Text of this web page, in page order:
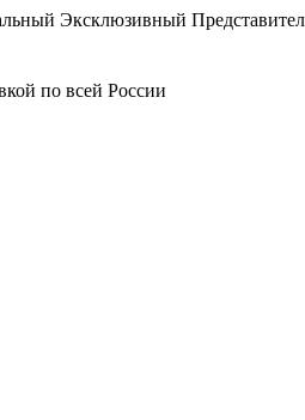
Эксклюзивный
по всей России